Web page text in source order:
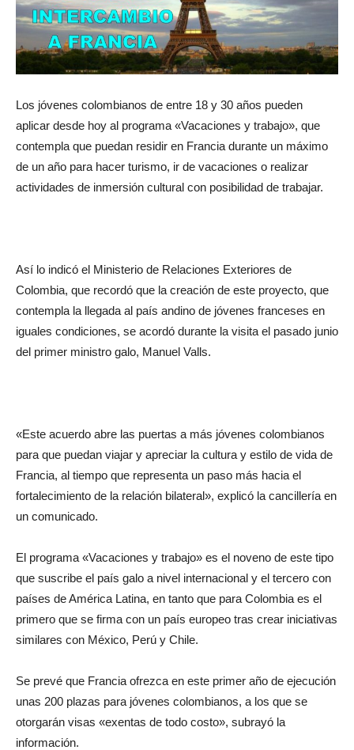
Los jóvenes colombianos de entre 18 y 30 años pueden
aplicar desde hoy al programa «Vacaciones y trabajo», que
contempla que puedan residir en Francia durante un máximo
de un año para hacer turismo, ir de vacaciones o realizar
actividades de inmersión cultural con posibilidad de trabajar.
Así lo indicó el Ministerio de Relaciones Exteriores de
Colombia, que recordó que la creación de este proyecto, que
contempla la llegada al país andino de jóvenes franceses en
iguales condiciones, se acordó durante la visita el pasado junio
del primer ministro galo, Manuel Valls.
«Este acuerdo abre las puertas a más jóvenes colombianos
para que puedan viajar y apreciar la cultura y estilo de vida de
Francia, al tiempo que representa un paso más hacia el
fortalecimiento de la relación bilateral», explicó la cancillería en
un comunicado.
El programa «Vacaciones y trabajo» es el noveno de este tipo
que suscribe el país galo a nivel internacional y el tercero con
países de América Latina, en tanto que para Colombia es el
primero que se firma con un país europeo tras crear iniciativas
similares con México, Perú y Chile.
Se prevé que Francia ofrezca en este primer año de ejecución
unas 200 plazas para jóvenes colombianos, a los que se
otorgarán visas «exentas de todo costo», subrayó la
información.